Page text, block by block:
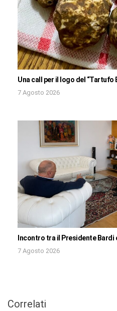
Una call per il logo del “Tartufo
7 Agosto 2026
Incontro tra il Presidente Bardi
7 Agosto 2026
Correlati